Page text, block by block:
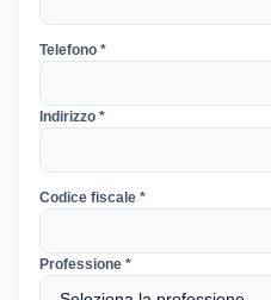
Telefono *
Indirizzo *
Codice fiscale *
Professione *